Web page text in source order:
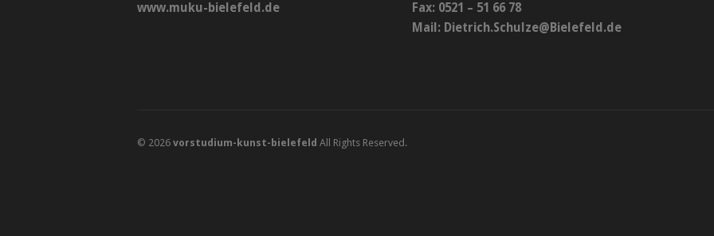
www.muku-bielefeld.de
Fax: 0521 – 51 66 78
Mail: Dietrich.Schulze@Bielefeld.de
© 2026 vorstudium-kunst-bielefeld All Rights Reserved.